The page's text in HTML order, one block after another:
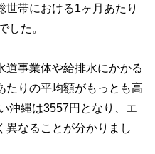
世帯における1ヶ月あたり
した。
道事業体や給排水にかかる
たりの平均額がもっとも高
沖縄は3557円となり、エ
異なることが分かりまし